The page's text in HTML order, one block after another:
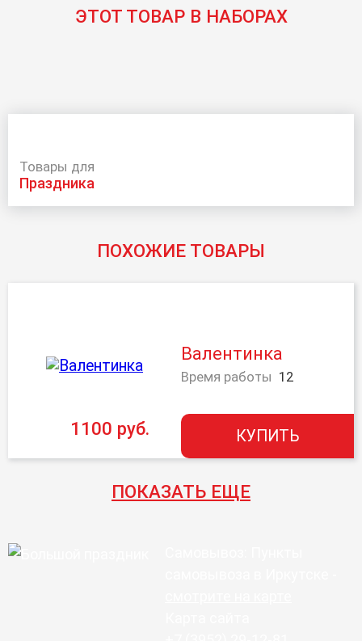
ЭТОТ ТОВАР В НАБОРАХ
Товары для
праздника
ПОХОЖИЕ ТОВАРЫ
Валентинка
Время работы 12
1100 руб. КУПИТЬ
ПОКАЗАТЬ ЕЩЕ